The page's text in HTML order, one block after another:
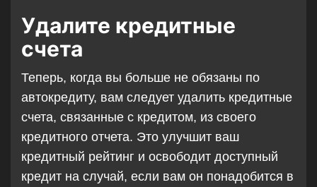
Удалите кредитные
счета
Теперь, когда вы больше не обязаны по
автокредиту, вам следует удалить кредитные
счета, связанные с кредитом, из своего
кредитного отчета. Это улучшит ваш
кредитный рейтинг и освободит доступный
кредит на случай, если вам он понадобится в